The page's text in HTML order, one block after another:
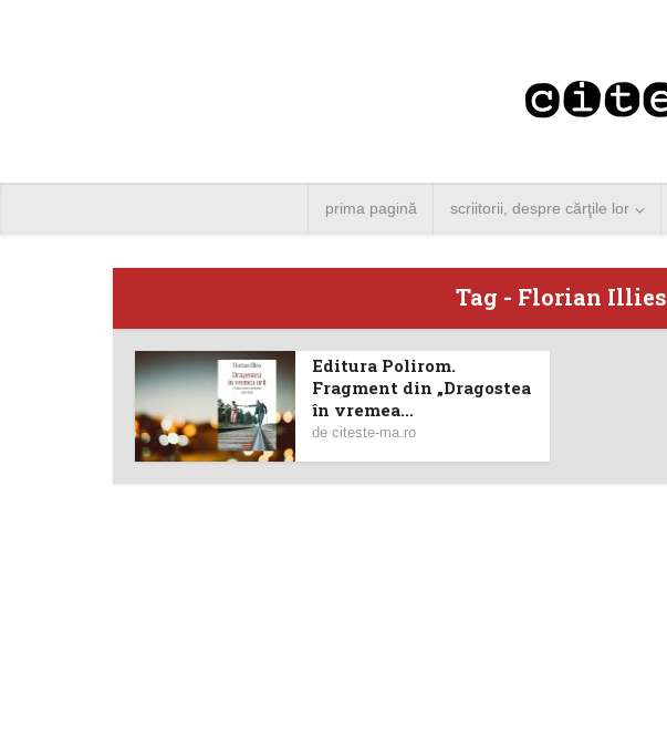
prima pagină scriitorii, despre cărţile lor
Tag - Florian Illies
Editura Polirom.
Fragment din „Dragostea
în vremea...
de citeste-ma.ro
Angela Merkel vine la